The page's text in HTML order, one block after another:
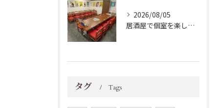
2026/08/05
居酒屋で個室を楽しむ大阪市北区の用途別おすすめ選び方ガイド
タグ Tags